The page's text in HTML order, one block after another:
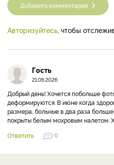
Добавить комментарий
Авторизуйтесь, чтобы
Гость
21.06.2026
Добрый день! Хочется побольше
деформируются. В июне когда
размера, больные в два раза
покрыты белым мохровым налетом.
Ответить
0